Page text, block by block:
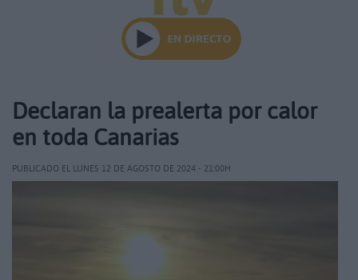
Declaran la prealerta por calor
en toda Canarias
PUBLICADO EL LUNES 12 DE AGOSTO DE 2024 - 21:00H